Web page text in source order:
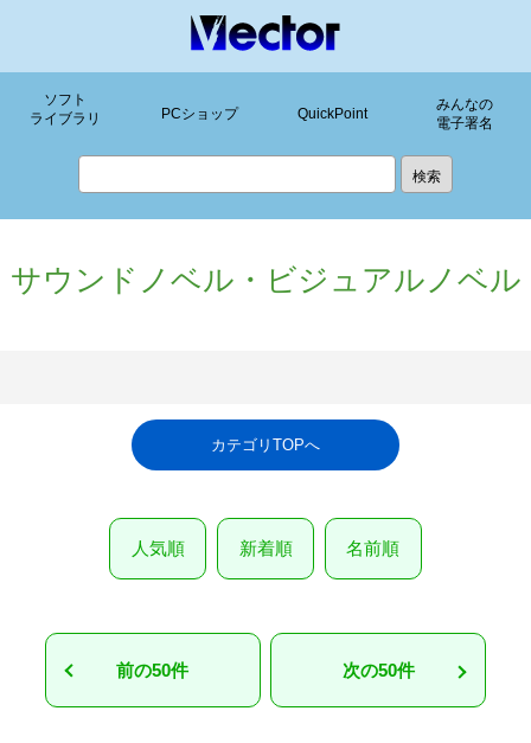
ソフト
ライブラリ
PCショップ QuickPoint
みんなの
電子署名
サウンドノベル・ビジュアルノベル
カテゴリTOPへ
人気順 新着順 名前順
前の50件 次の50件